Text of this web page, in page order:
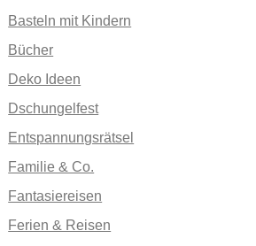
Basteln mit Kindern
Bücher
Deko Ideen
Dschungelfest
Entspannungsrätsel
Familie & Co.
Fantasiereisen
Ferien & Reisen